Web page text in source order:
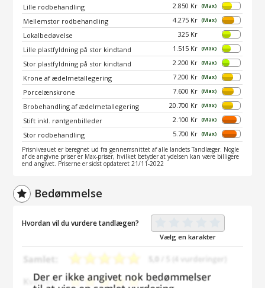
Lille rodbehandling 2.850 Kr (Max)
Mellemstor rodbehandling 4.275 Kr (Max)
Lokalbedøvelse
325 Kr
Lille plastfyldning på stor kindtand
1.515 Kr (Max)
Stor plastfyldning på stor kindtand 2.200 Kr (Max)
Krone af ædelmetallegering 7.200 Kr (Max)
Porcelænskrone 7.600 Kr (Max)
Brobehandling af ædelmetallegering 20.700 Kr (Max)
Stift inkl. røntgenbilleder 2.100 Kr (Max)
Stor rodbehandling 5.700 Kr (Max)
Prisniveauet er beregnet ud fra gennemsnittet af alle landets Tandlæger. Nogle
af de angivne priser er Max-priser, hvilket betyder at ydelsen kan være billigere
end angivet. Priserne er sidst opdateret 21/11-2022
Bedømmelse
Hvordan vil du vurdere tandlægen?
Vælg en karakter